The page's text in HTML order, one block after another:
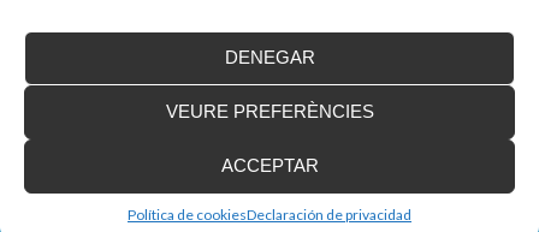
ACCEPTAR
DENEGAR
VEURE PREFERÈNCIES
Política de cookiesDeclaración de privacidad
Blog d'accessibilitat
Nova seu d’Enier a la Comunitat Valenciana
Fa uns mesos vam traslladar la nostra delegació de